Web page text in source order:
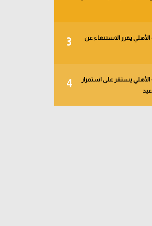
3
يقرر الاستنغاء عن
4
يستقر على استمرار